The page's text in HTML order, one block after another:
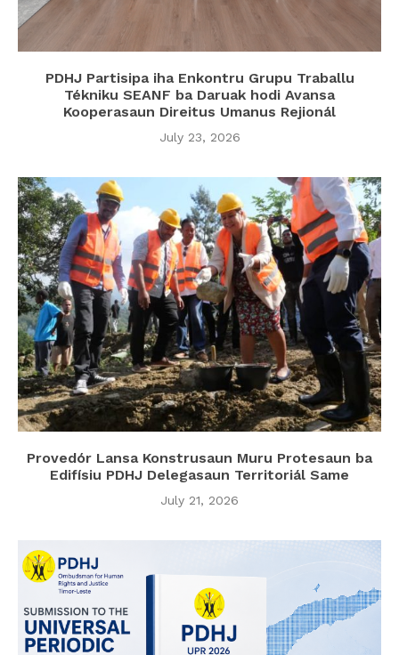
PDHJ Partisipa iha Enkontru Grupu Traballu
Tékniku SEANF ba Daruak hodi Avansa
Kooperasaun Direitus Umanus Rejionál
July 23, 2026
Provedór Lansa Konstrusaun Muru Protesaun ba
Edifísiu PDHJ Delegasaun Territoriál Same
July 21, 2026